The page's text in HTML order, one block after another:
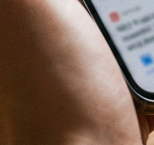
承接查验(一户一验)
批量精装修驻场管理
筹建驻场
工程管理与咨询
施工
城市更新—地下管网 城市更新